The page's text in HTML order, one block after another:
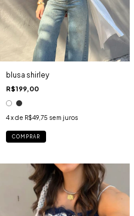
blusa shirley
R$199,00
4x de R$49,75 sem juros
COMPRAR